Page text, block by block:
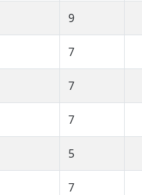
9
7
7
7
5
7